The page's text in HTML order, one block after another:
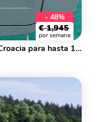
- 48%
€ 1,945
por semana
Alquiler de velero en Šibenik, Croacia para hasta 10 personas.